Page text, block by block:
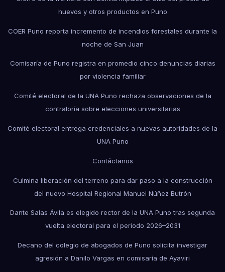
huevos y otros productos en Puno
COER Puno reporta incremento de incendios forestales durante la
noche de San Juan
Comisaría de Puno registra en promedio cinco denuncias diarias
por violencia familiar
Comité electoral de la UNA Puno rechaza observaciones de la
contraloría sobre elecciones universitarias
Comité electoral entrega credenciales a nuevas autoridades de la
UNA Puno
Contáctanos
Culmina liberación del terreno para dar paso a la construcción
del nuevo Hospital Regional Manuel Núñez Butrón
Dante Salas Ávila es elegido rector de la UNA Puno tras segunda
vuelta electoral para el periodo 2026–2031
Decano del colegio de abogados de Puno solicita investigar
agresión a Danilo Vargas en comisaría de Ayaviri